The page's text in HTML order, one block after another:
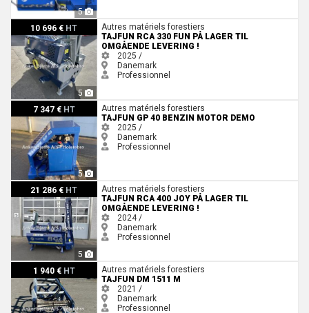
5
10 696 € HT
5
Tajfun RCA 330 FUN PÅ LAGER TIL OMGÅENDE LEVERING !
Autres matériels forestiers
TAJFUN RCA 330 FUN PÅ LAGER TIL
OMGÅENDE LEVERING !
2025 /
Danemark
Professionnel
7 347 € HT
5
Tajfun GP 40 Benzin motor DemoAutres matériels forestiers
TAJFUN GP 40 BENZIN MOTOR DEMO
2025 /
Danemark
Professionnel
21 286 € HT
5
Tajfun RCA 400 JOY PÅ LAGER TIL OMGÅENDE LEVERING !
Autres matériels forestiers
TAJFUN RCA 400 JOY PÅ LAGER TIL
OMGÅENDE LEVERING !
2024 /
Danemark
Professionnel
1 940 € HT
Tajfun DM 1511 M
Autres matériels forestiers
TAJFUN DM 1511 M
2021 /
Danemark
Professionnel